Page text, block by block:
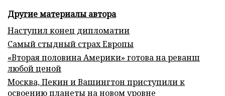
Другие материалы автора
Наступил конец дипломатии
Самый стыдный страх Европы
«Вторая половина Америки» готова на реванш
любой ценой
Москва, Пекин и Вашингтон приступили к
освоению планеты на новом уровне